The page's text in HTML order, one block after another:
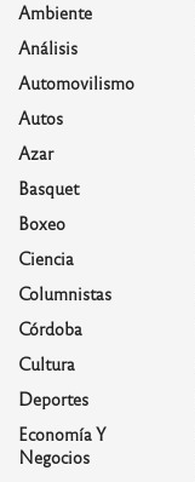
Ambiente
Análisis
Automovilismo
Autos
Azar
Basquet
Boxeo
Ciencia
Columnistas
Córdoba
Cultura
Deportes
Economía Y
Negocios